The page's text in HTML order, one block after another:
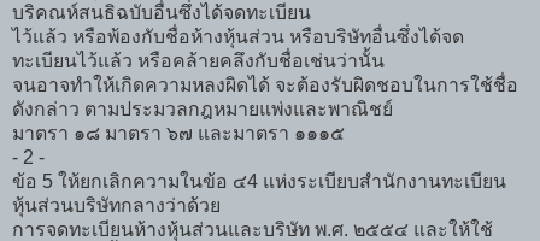
บริคณห์สนธิฉบับอื่นซึ่งได้จดทะเบียน
ไว้แล้ว หรือพ้องกับชื่อห้างหุ้นส่วน หรือบริษัทอื่นซึ่งได้จด
ทะเบียนไว้แล้ว หรือคล้ายคลึงกับชื่อเช่นว่านั้น
จนอาจทำให้เกิดความหลงผิดได้ จะต้องรับผิดชอบในการใช้ชื่อ
ดังกล่าว ตามประมวลกฎหมายแพ่งและพาณิชย์
มาตรา ๑๘ มาตรา ๖๗ และมาตรา ๑๑๑๕
- 2 -
ข้อ 5 ให้ยกเลิกความในข้อ ๔4 แห่งระเบียบสำนักงานทะเบียน
หุ้นส่วนบริษัทกลางว่าด้วย
การจดทะเบียนห้างหุ้นส่วนและบริษัท พ.ศ. ๒๕๕๔ และให้ใช้